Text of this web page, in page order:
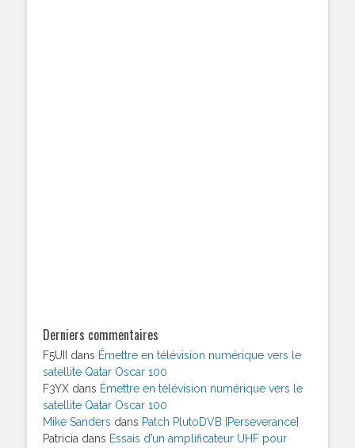
Derniers commentaires
F5UII dans Émettre en télévision numérique vers le
satellite Qatar Oscar 100
F3YX dans Émettre en télévision numérique vers le
satellite Qatar Oscar 100
Mike Sanders dans Patch PlutoDVB [Perseverance]
Patricia dans Essais d’un amplificateur UHF pour